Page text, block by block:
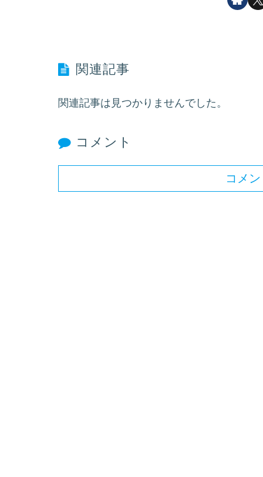
関連記事
関連記事は見つかりませんでした。
コメント
コメ